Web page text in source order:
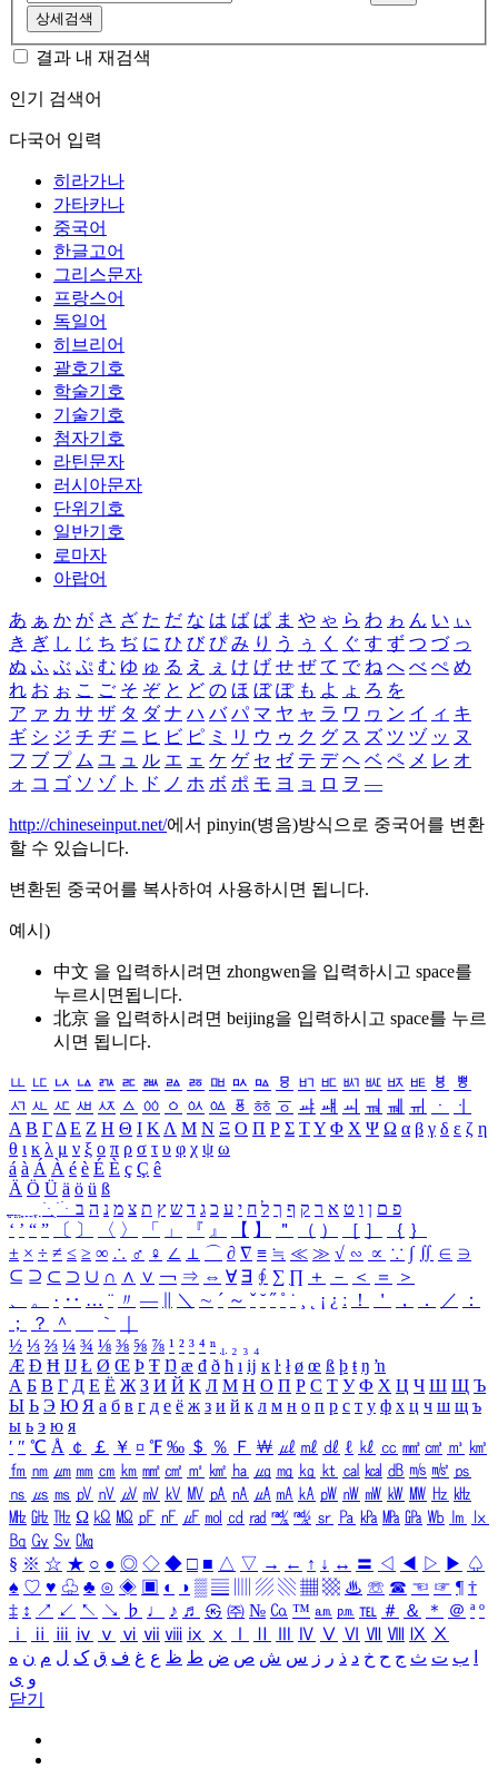
상세검색
결과 내 재검색
인기 검색어
다국어 입력
히라가나
가타카나
중국어
한글고어
그리스문자
프랑스어
독일어
히브리어
괄호기호
학술기호
기술기호
첨자기호
라틴문자
러시아문자
단위기호
일반기호
로마자
아랍어
あ ぁ か が さ ざ た だ な は ば ぱ ま や ゃ ら わ ゎ ん い ぃ
き ぎ し じ ち ぢ に ひ び ぴ み り う ぅ く ぐ す ず つ づ っ
ぬ ふ ぶ ぷ む ゆ ゅ る え ぇ け げ せ ぜ て で ね へ べ ぺ め
れ お ぉ こ ご そ ぞ と ど の ほ ぼ ぽ も よ ょ ろ を
ア ァ カ サ ザ タ ダ ナ ハ バ パ マ ヤ ャ ラ ワ ヮ ン イ ィ キ
ギ シ ジ チ ヂ ニ ヒ ビ ピ ミ リ ウ ゥ ク グ ス ズ ツ ヅ ッ ヌ
フ ブ プ ム ユ ュ ル エ ェ ケ ゲ セ ゼ テ デ ヘ ベ ペ メ レ オ
ォ コ ゴ ソ ゾ ト ド ノ ホ ボ ポ モ ヨ ョ ロ ヲ ―
http://chineseinput.net/에서 pinyin(병음)방식으로 중국어를 변환
할 수 있습니다.
변환된 중국어를 복사하여 사용하시면 됩니다.
예시)
中文 을 입력하시려면 zhongwen을 입력하시고 space를
누르시면됩니다.
北京 을 입력하시려면 beijing을 입력하시고 space를 누르
시면 됩니다.
ㅥ ㅦ ㅧ ㅨ ㅩ ㅪ ㅫ ㅬ ㅭ ㅮ ㅯ ㅰ ㅱ ㅲ ㅳ ㅴ ㅵ ㅶ ㅷ ㅸ
ㅹ
ㅺ ㅻ ㅼ ㅽ ㅾ ㅿ ㆀ ㆁ ㆂ ㆃ ㆄ ㆅ ㆆ ㆇ ㆈ ㆉ ㆊ ㆋ ㆌ ㆍ
ㆎ
Α Β ΓΔ Ε Ζ Η Θ Ι ΚΛ Μ Ν Ξ Ο Π Ρ Σ ΤΥ Φ Χ Ψ Ω α β γ δ ε ζ η
θ ι κ λ μ ν ξ ο π ρ σ τ υ φ χ ψ ω
á à Á À é è É È ç Ç ê
Ä Ö Ü ä ö ü ß
ִֶֹ ֻּ ׁׂ פ ם ן ו ט א ר ק ף ך ל ח י ע כ ג ד ש ץ ת צ מ נ ה ב
‘ ’ “ ” 〔 〕 〈 〉 「 」 『 』 【 】 ＂ （ ） ［ ］ ｛ ｝
± × ÷ ≠ ≤ ≥ ∞ ∴ ♂ ♀ ∠ ⊥ ⌒ ∂ ∇ ≡ ≒ ≪ ≫ √ ∽ ∝ ∵ ∫ ∬ ∈ ∋
⊆ ⊇ ⊂ ⊃ ∪ ∩ ∧ ∨ ￢ ⇒ ⇔ ∀ ∃ ∮ ∑ ∏ ＋ － ＜ ＝
＞
、
。 · ‥ … ¨ 〃 ― ＼ ∼ ´ ～ ˇ ˘ ˝ ˚ ˙ ¸ ¡ ¿ ː ！ ＇ ， ． ／
：
；
？ ＾ ｀
½ ⅓ ⅔ ¼ ¾ ⅛ ⅜ ⅝ ⅞ ¹ ² ³ ⁴ ⁿ ₁ ₂ ₃ ₄
Æ Ð Ħ Ĳ Ł Ø Œ Þ Ŧ Ŋ æ đ ð ħ ı ĳ ĸ ŀ ł ø œ ß þ ŧ ŋ ŉ
А Б В Г Д Е Ё Ж З И Й К Л М Н О П Р С Т У Ф Х Ц Ч Ш Щ Ъ
Ы Ь Э Ю Я а б в г д е ё ж з и й к л м н о п р с т у ф х ц ч ш щ ъ
ы ь э ю я
′ ″ ℃ Å ￠ ￡ ￥ ¤ ℉ ‰ ＄ ％ Ｆ ￦ ㎕ ㎖ ㎗ ℓ ㎘ ㏄ ㎣ ㎤ ㎥ ㎦
㎙ ㎚ ㎛ ㎜ ㎝ ㎞ ㎟ ㎠ ㎡ ㎢ ㏊ ㎍ ㎎ ㎏ ㏏ ㎈ ㎉ ㏈ ㎧ ㎨ ㎰
㎱ ㎲ ㎳ ㎴ ㎵ ㎶ ㎷ ㎸ ㎹ ㎀ ㎁ ㎂ ㎃ ㎄ ㎺ ㎻ ㎽ ㎾ ㎿ ㎐ ㎑
㎒ ㎓ ㎔ Ω ㏀ ㏁ ㎊ ㎋ ㎌ ㏖ ㏅ ㎭ ㎮ ㎯ ㏛ ㎩ ㎪ ㎫ ㎬ ㏝ ㏐
㏓
㏃ ㏉ ㏜ ㏆
§ ※ ☆ ★ ○ ● ◎ ◇ ◆ □ ■ △ ▽ → ← ↑ ↓ ↔ 〓 ◁ ◀ ▷ ▶ ♤
♠ ♡ ♥ ♧ ♣ ⊙ ◈ ▣ ◐ ◑ ▒ ▤ ▨ ▧ ▦ ▩ ♨ ☏ ☎ ☜ ☞ ¶ †
‡ ↕ ↗ ↙ ↖ ↘ ♭ ♩ ♪ ♬ ㉿ ㈜ № ㏇ ™ ㏂ ㏘ ℡ ＃ ＆ ＊ ＠ ª º
ⅰ
ⅱ ⅲ ⅳ ⅴ ⅵ ⅶ ⅷ ⅸ ⅹ Ⅳ Ⅴ Ⅵ Ⅶ Ⅷ Ⅸ Ⅹ
ب ت ث ج ح خ د ذ ر ز س ش ص ض ط ظ ع غ ف ق ک ل م ن ه
و ی
닫기